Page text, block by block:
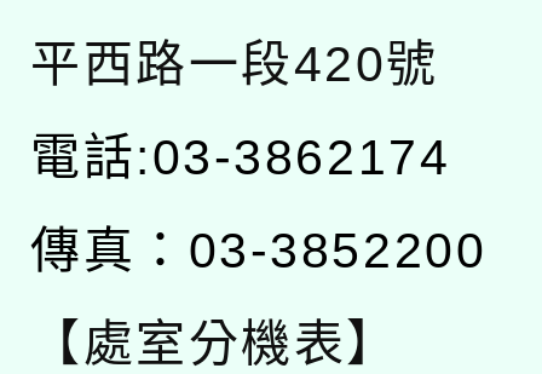
平西路一段420號
電話:03-3862174
傳真：03-3852200
【處室分機表】